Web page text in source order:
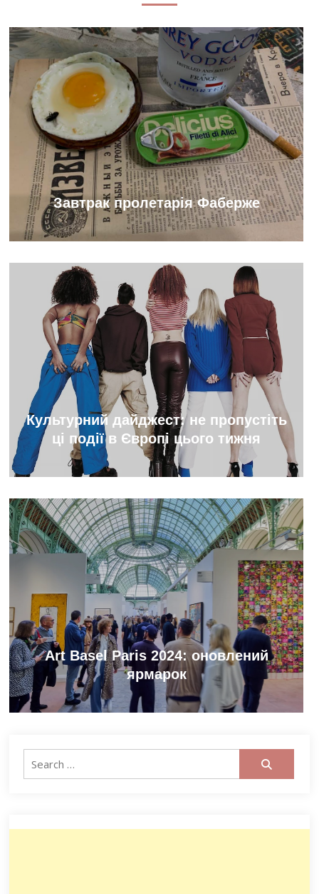
Завтрак пролетарія Фаберже
Культурний дайджест: не пропустіть
ці події в Європі цього тижня
Art Basel Paris 2024: оновлений
ярмарок
Search